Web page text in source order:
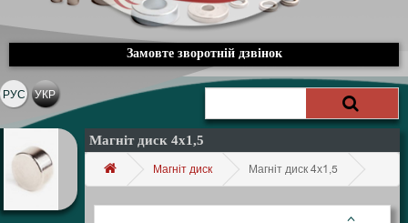
Замовте зворотній дзвінок
РУС УКР
Магніт диск 4х1,5
Магніт диск
Магніт диск 4х1,5